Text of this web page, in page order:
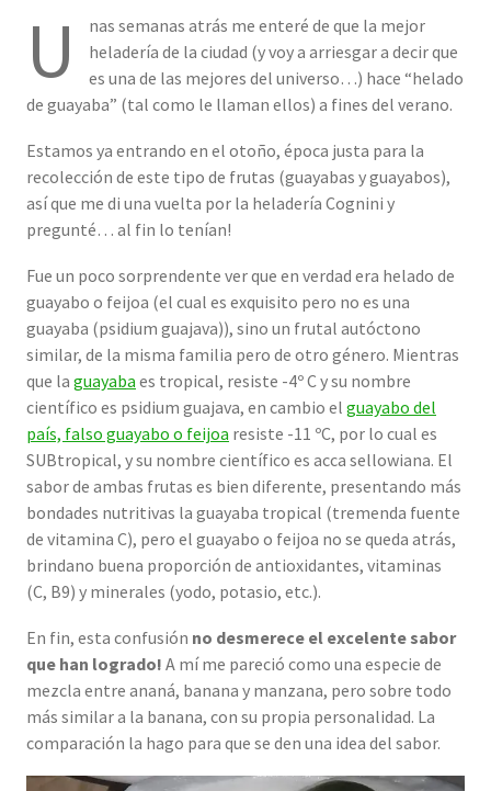
U
nas semanas atrás me enteré de que la mejor
heladería de la ciudad (y voy a arriesgar a decir que
es una de las mejores del universo…) hace “helado
de guayaba” (tal como le llaman ellos) a fines del verano.
Estamos ya entrando en el otoño, época justa para la
recolección de este tipo de frutas (guayabas y guayabos),
así que me di una vuelta por la heladería Cognini y
pregunté… al fin lo tenían!
Fue un poco sorprendente ver que en verdad era helado de
guayabo o feijoa (el cual es exquisito pero no es una
guayaba (psidium guajava)), sino un frutal autóctono
similar, de la misma familia pero de otro género. Mientras
que la guayaba es tropical, resiste -4º C y su nombre
científico es psidium guajava, en cambio el guayabo del
país, falso guayabo o feijoa resiste -11 ºC, por lo cual es
SUBtropical, y su nombre científico es acca sellowiana. El
sabor de ambas frutas es bien diferente, presentando más
bondades nutritivas la guayaba tropical (tremenda fuente
de vitamina C), pero el guayabo o feijoa no se queda atrás,
brindano buena proporción de antioxidantes, vitaminas
(C, B9) y minerales (yodo, potasio, etc.).
En fin, esta confusión no desmerece el excelente sabor
que han logrado! A mí me pareció como una especie de
mezcla entre ananá, banana y manzana, pero sobre todo
más similar a la banana, con su propia personalidad. La
comparación la hago para que se den una idea del sabor.